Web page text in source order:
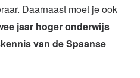
Daarnaast moet je ook
jaar hoger onderwijs
van de Spaanse